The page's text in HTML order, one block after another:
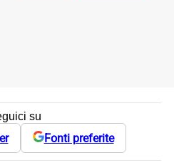
su
Fonti preferite